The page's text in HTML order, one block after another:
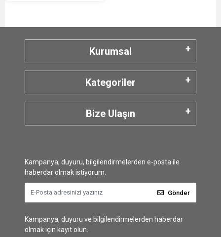
Kurumsal
Kategoriler
Bize Ulaşın
Kampanya, duyuru, bilgilendirmelerden e-posta ile
haberdar olmak istiyorum.
Gönder
Kampanya, duyuru ve bilgilendirmelerden haberdar
olmak için kayıt olun.